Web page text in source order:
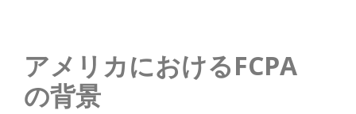
アメリカにおけるFCPA
の背景